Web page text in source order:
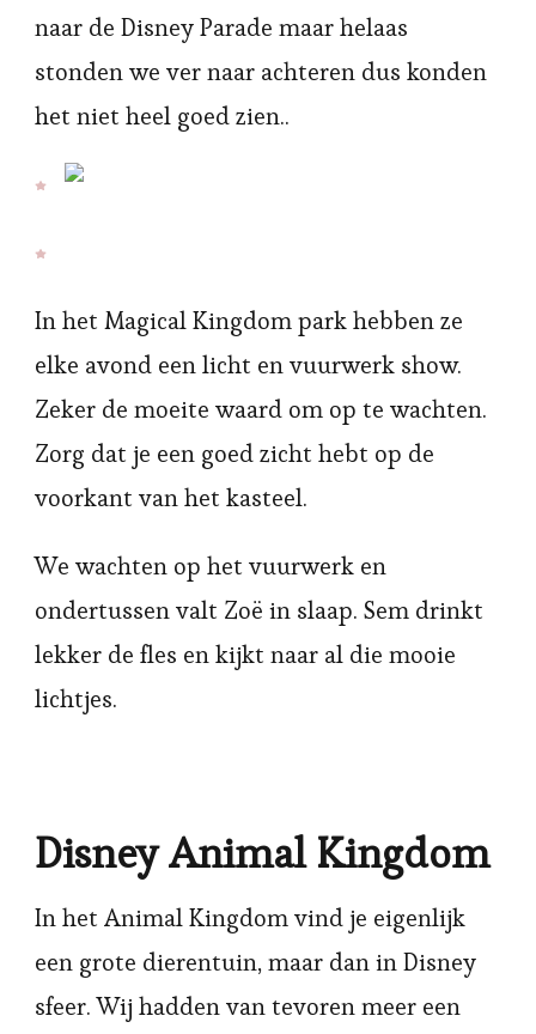
naar de Disney Parade maar helaas
stonden we ver naar achteren dus konden
het niet heel goed zien..
In het Magical Kingdom park hebben ze
elke avond een licht en vuurwerk show.
Zeker de moeite waard om op te wachten.
Zorg dat je een goed zicht hebt op de
voorkant van het kasteel.
We wachten op het vuurwerk en
ondertussen valt Zoë in slaap. Sem drinkt
lekker de fles en kijkt naar al die mooie
lichtjes.
Disney Animal Kingdom
In het Animal Kingdom vind je eigenlijk
een grote dierentuin, maar dan in Disney
sfeer. Wij hadden van tevoren meer een